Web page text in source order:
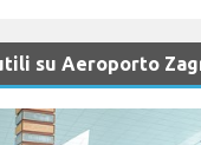
su Aeroporto